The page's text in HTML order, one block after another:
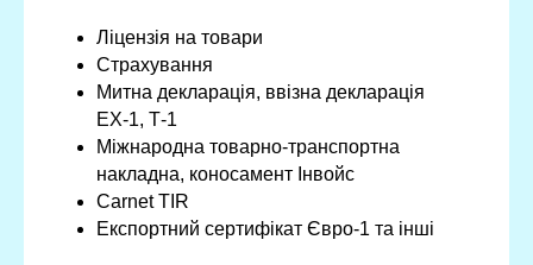
Ліцензія на товари
Страхування
Митна декларація, ввізна декларація
ЕХ-1, Т-1
Міжнародна товарно-транспортна
накладна, коносамент Інвойс
Carnet TIR
Експортний сертифікат Євро-1 та інші